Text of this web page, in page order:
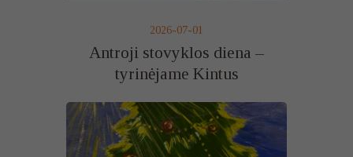
2026-07-01
Antroji stovyklos diena –
tyrinėjame Kintus